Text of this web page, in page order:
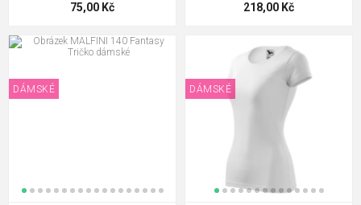
75,00 Kč 218,00 Kč
DÁMSKÉ DÁMSKÉ